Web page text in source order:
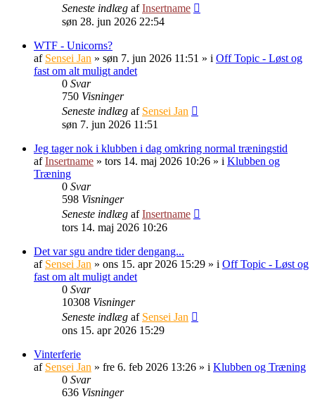
Seneste indlæg afInsertname
søn 28. jun 2026 22:54
WTF - Unicorns?
af Sensei Jan » søn 7. jun 2026 11:51 » i Off Topic - Løst og
fast om alt muligt andet
0 Svar
750 Visninger
Seneste indlæg af Sensei Jan
søn 7. jun 2026 11:51
Jeg tager nok i klubben i dag omkring normal træningstid
afInsertname » tors 14. maj 2026 10:26 » i Klubben og
Træning
0 Svar
598 Visninger
Seneste indlæg afInsertname
tors 14. maj 2026 10:26
Det var sgu andre tider dengang...
af Sensei Jan » ons 15. apr 2026 15:29 » i Off Topic - Løst og
fast om alt muligt andet
0 Svar
10308 Visninger
Seneste indlæg af Sensei Jan
ons 15. apr 2026 15:29
Vinterferie
af Sensei Jan » fre 6. feb 2026 13:26 » i Klubben og Træning
0 Svar
636 Visninger